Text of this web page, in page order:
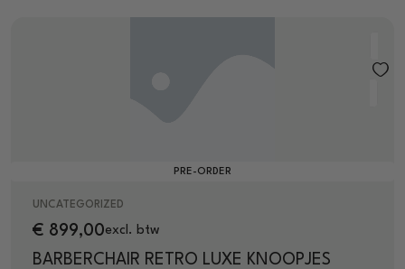
PRE-ORDER
UNCATEGORIZED
BARBERCHAIR RETRO LUXE KNOOPJES
€ 899,00excl. btw